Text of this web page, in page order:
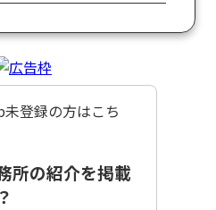
登録の方はこち
所の紹介を掲載